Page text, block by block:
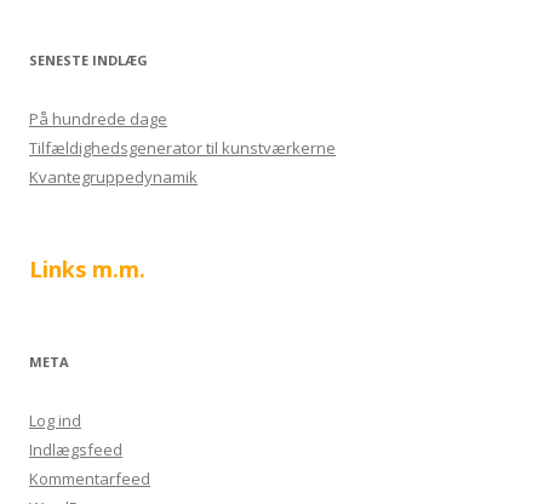
SENESTE INDLÆG
På hundrede dage
Tilfældighedsgenerator til kunstværkerne
Kvantegruppedynamik
Links m.m.
META
Log ind
Indlægsfeed
Kommentarfeed